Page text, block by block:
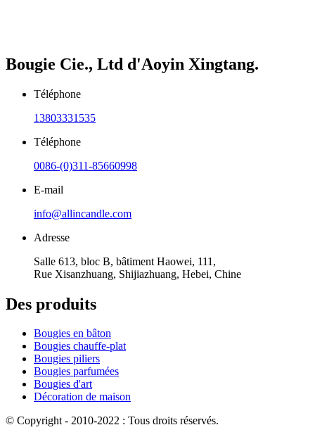
Bougie Cie., Ltd d'Aoyin Xingtang.
Téléphone
13803331535
Téléphone
0086-(0)311-85660998
E-mail
info@allincandle.com
Adresse
Salle 613, bloc B, bâtiment Haowei, 111,
Rue Xisanzhuang, Shijiazhuang, Hebei, Chine
Des produits
Bougies en bâton
Bougies chauffe-plat
Bougies piliers
Bougies parfumées
Bougies d'art
Décoration de maison
© Copyright - 2010-2022 : Tous droits réservés.